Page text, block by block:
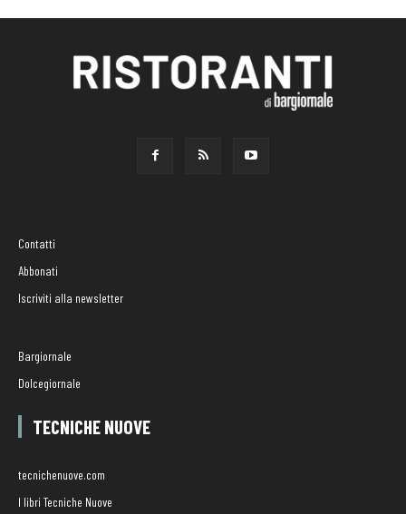
Contatti
Abbonati
Iscriviti alla newsletter
Bargiornale
Dolcegiornale
TECNICHE NUOVE
tecnichenuove.com
I libri Tecniche Nuove